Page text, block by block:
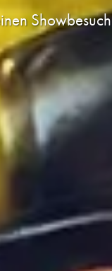
Showbesuch